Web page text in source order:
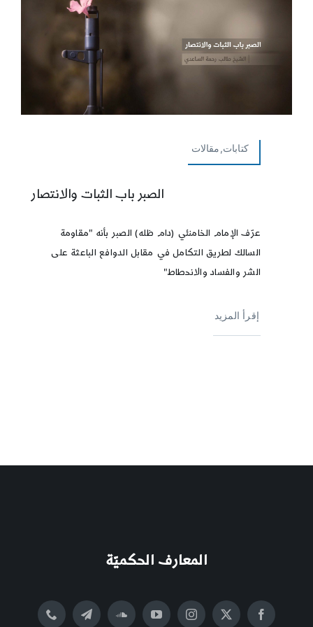
كتابات,مقالات
الصبر باب الثبات والانتصار
عرّف الإمام الخامنئي (دام ظله) الصبر بأنه "مقاومة
السالك لطريق التكامل في مقابل الدوافع الباعثة على
الشر والفساد والانحطاط"
إقرأ المزيد
المعارف الحكميّة